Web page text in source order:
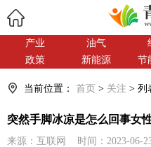
产业 油气
政策
新能源 节
当前位置： 首页 > 关注 > 列
突然手脚冰凉是怎么回事女
来源：互联网 时间：2023-06-